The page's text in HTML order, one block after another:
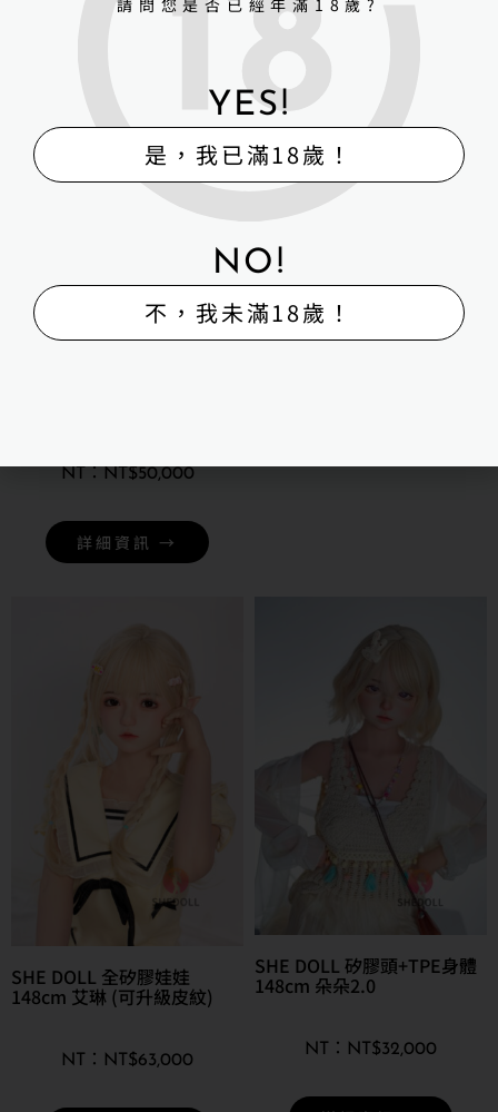
NT$50,000
詳細資訊 →
SHE DOLL 矽膠頭+TPE身體
152cm 江小梨
SHE DOLL 全矽膠娃娃
148cm 艾琳 (可升級皮紋)
NT$63,000
SHE DOLL 矽膠頭+TPE身體
148cm 朵朵2.0
NT$32,000
請問您是否已經年滿18歲?
YES!
是，我已滿18歲！
NO!
不，我未滿18歲！